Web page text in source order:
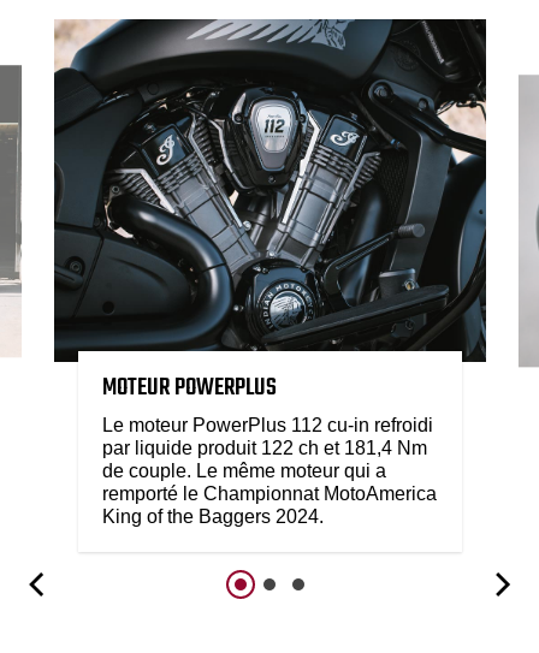
MOTEUR POWERPLUS
Le moteur PowerPlus 112 cu-in refroidi
par liquide produit 122 ch et 181,4 Nm
de couple. Le même moteur qui a
remporté le Championnat MotoAmerica
King of the Baggers 2024.